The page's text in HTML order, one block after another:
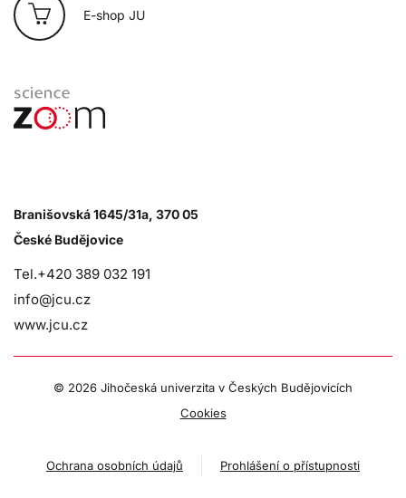
E-shop JU
Branišovská 1645/31a, 370 05
České Budějovice
Tel.+420 389 032 191
info@jcu.cz
www.jcu.cz
© 2026 Jihočeská univerzita v Českých Budějovicích
Cookies
Ochrana osobních údajů Prohlášení o přístupnosti